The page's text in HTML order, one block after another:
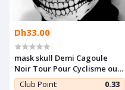
Dh33.00
mask skull Demi Cagoule
Noir Tour Pour Cyclisme ou
Motard Protection Hiver
Club Point: 0.33